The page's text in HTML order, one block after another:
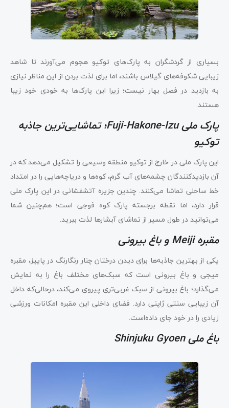
بسیاری از گردشگران به پارک‌های توکیو هجوم می‌آورند تا شاهد
زیبایی شکوفه‌های گیلاس باشند، اما برای لذت بردن از این مناظر نیازی
به بازدید در فصل بهار نیست؛ زیرا این پارک‌ها به خودی خود زیبا
هستند.
پارک ملی Fuji-Hakone-Izu؛ تماشایی‌ترین جاذبه
توکیو
این پارک ملی در خارج از توکیو منطقه وسیعی را تشکیل می‌دهد که در
آن بازدیدکنندگان چشمه‌های آب گرم، کوه‌ها و دریاچه‌هایی را در امتداد
خط ساحلی تماشا می‌کنند. چندین جزیره آتشفشانی در این پارک ملی
قرار دارد، اما نقطه برجسته پارک کوه فوجی است؛ هم‌چنین شما
می‌توانید در طول مسیر از تماشای آبشارها لذت ببرید.
مقبره Meiji و باغ بیرونی
یکی از بهترین جاذبه‌ها برای دیدن درختان چنار رنگارنگ در پاییز، مقبره
میجی و باغ بیرونی است که سبک‌های مختلف باغ را به نمایش
می‌گذارد؛ باغ بیرونی از سبک غربی‌تری پیروی می‌کند، در‌حالی‌که داخل
آن زیبایی سنتی ژاپنی دارد. فضای داخلی این مقبره امکانات ورزشی
زیادی را در خود جای داده‌است.
باغ ملی Shinjuku Gyoen